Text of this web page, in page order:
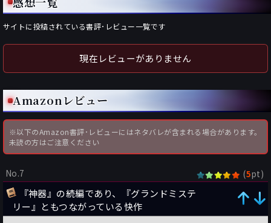
サイトに投稿されている書評･レビュー一覧です
現在レビューがありません
Amazonレビュー
※以下のAmazon書評･レビューにはネタバレが含まれる場合があります。
未読の方はご注意ください
No.7 (5pt)
『神器』の続編であり、『グランドミステ
リー』ともつながっている快作